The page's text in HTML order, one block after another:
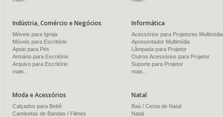
Indústria, Comércio e Negócios
Móveis para Igreja
Móveis para Escritório
Apoio para Pés
Armário para Escritório
Arquivo para Escritório
mais..
Informática
Acessórios para Projetores Multimídia
Apresentador Multimídia
Lâmpada para Projetor
Outros Acessórios para Projetor
Suporte para Projetor
mais..
Moda e Acessórios
Calçados para Bebê
Camisetas de Bandas / Filmes
Natal
Baú / Cesta de Natal
Natal